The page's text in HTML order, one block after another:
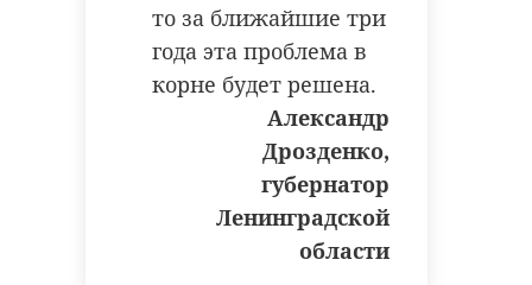
то за ближайшие три
года эта проблема в
корне будет решена.
Александр
Дрозденко,
губернатор
Ленинградской
области
день рождения
Поделиться статьей: